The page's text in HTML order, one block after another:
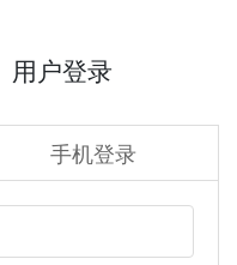
用户登录
手机登录